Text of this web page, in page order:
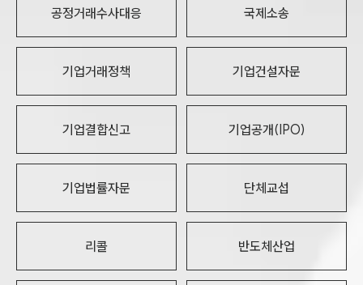
공정거래수사대응 국제소송
기업거래정책 기업건설자문
기업결합신고 기업공개(IPO)
기업법률자문 단체교섭
리콜 반도체산업